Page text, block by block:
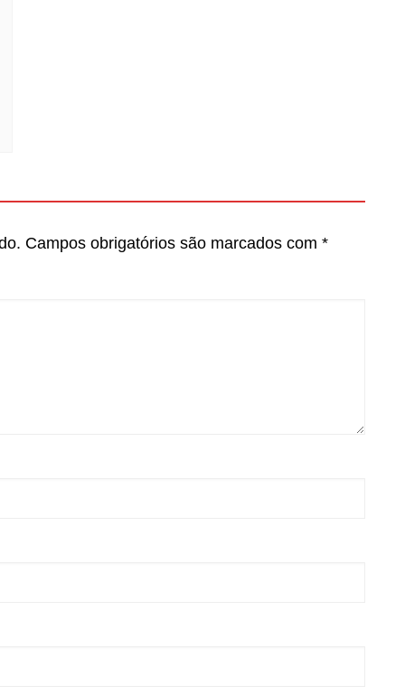
Campos obrigatórios são marcados com *